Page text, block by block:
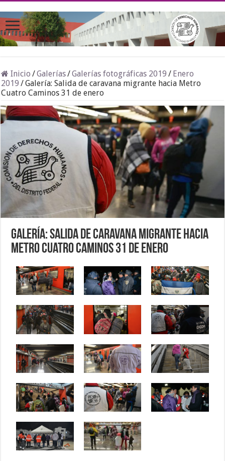
Inicio /Galerías/Galerías fotográficas 2019 / Enero
2019 /Galería: Salida de caravana migrante hacia Metro
Cuatro Caminos 31 de enero
Galería: Salida de caravana migrante hacia
Metro Cuatro Caminos 31 de enero